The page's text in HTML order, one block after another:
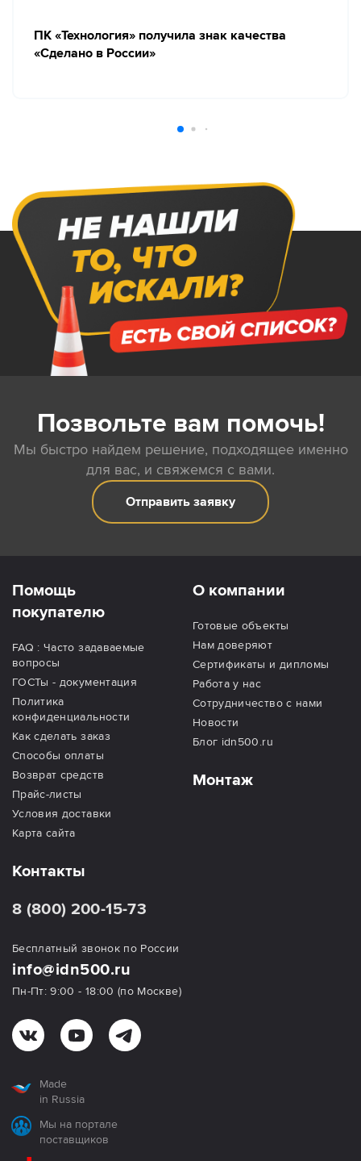
ПК «Технология» получила знак качества
«Сделано в России»
Позвольте вам помочь!
Мы быстро найдем решение, подходящее именно
для вас, и свяжемся с вами.
Отправить заявку
Помощь
покупателю
FAQ : Часто задаваемые
вопросы
ГОСТы - документация
Политика
конфиденциальности
Как сделать заказ
Способы оплаты
Возврат средств
Прайс-листы
Условия доставки
Карта сайта
О компании
Готовые объекты
Нам доверяют
Сертификаты и дипломы
Работа у нас
Сотрудничество с нами
Новости
Блог idn500.ru
Монтаж
Контакты
8 (800) 200-15-73
Бесплатный звонок по России
info@idn500.ru
Пн-Пт: 9:00 - 18:00 (по Москве)
Made
in Russia
Мы на портале
поставщиков